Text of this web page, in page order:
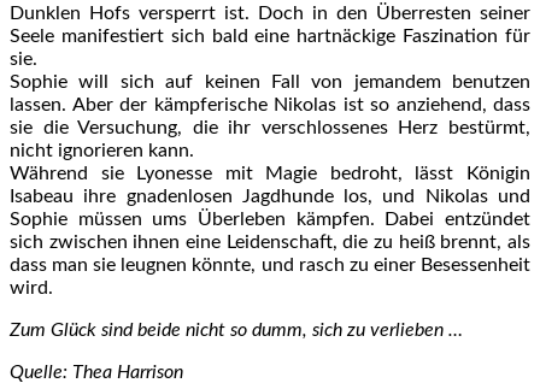
Dunklen Hofs versperrt ist. Doch in den Überresten seiner
Seele manifestiert sich bald eine hartnäckige Faszination für
sie.
Sophie will sich auf keinen Fall von jemandem benutzen
lassen. Aber der kämpferische Nikolas ist so anziehend, dass
sie die Versuchung, die ihr verschlossenes Herz bestürmt,
nicht ignorieren kann.
Während sie Lyonesse mit Magie bedroht, lässt Königin
Isabeau ihre gnadenlosen Jagdhunde los, und Nikolas und
Sophie müssen ums Überleben kämpfen. Dabei entzündet
sich zwischen ihnen eine Leidenschaft, die zu heiß brennt, als
dass man sie leugnen könnte, und rasch zu einer Besessenheit
wird.
Zum Glück sind beide nicht so dumm, sich zu verlieben …
Quelle: Thea Harrison